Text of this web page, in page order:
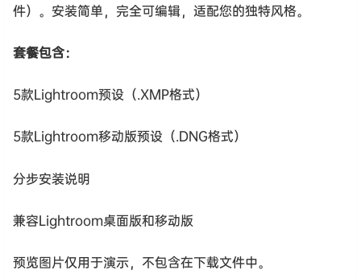
件）。安装简单，完全可编辑，适配您的独特风格。
套餐包含：
5款Lightroom预设（.XMP格式）
5款Lightroom移动版预设（.DNG格式）
分步安装说明
兼容Lightroom桌面版和移动版
预览图片仅用于演示，不包含在下载文件中。